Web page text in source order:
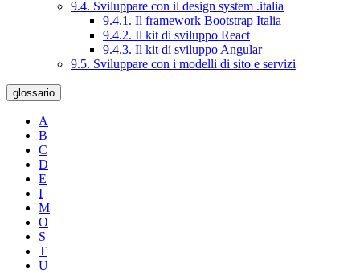
9.4. Sviluppare con il design system .italia
9.4.1. Il framework Bootstrap Italia
9.4.2. Il kit di sviluppo React
9.4.3. Il kit di sviluppo Angular
9.5. Sviluppare con i modelli di sito e servizi
glossario
A
B
C
D
E
I
M
O
S
T
U